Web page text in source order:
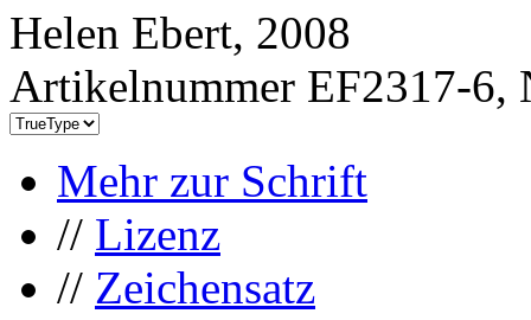
Helen Ebert, 2008
Artikelnummer EF2317-6,
Mehr zur Schrift
// Lizenz
// Zeichensatz